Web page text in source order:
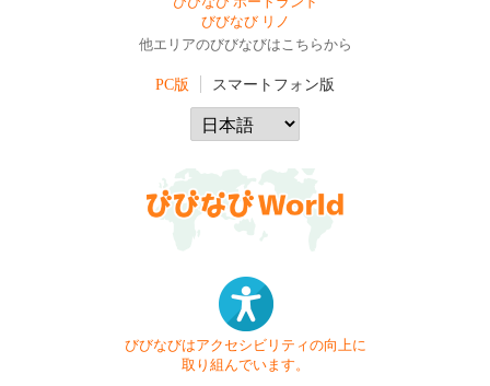
びびなび リノ
他エリアのびびなびはこちらから
PC版 スマートフォン版
びびなびはアクセシビリティの向上に
取り組んでいます。